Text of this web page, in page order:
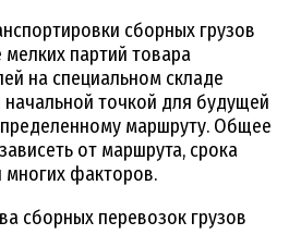
сборных грузов
партий товара
на специальном складе
точкой для будущей
маршруту. Общее
от маршрута, срока
многих факторов.
сборных перевозок грузов